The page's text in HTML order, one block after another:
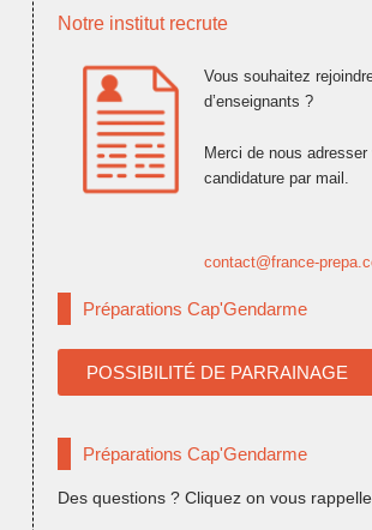
Notre institut recrute
Vous souhaitez
d’enseignants ?
Merci de nous adresser
candidature par mail.
contact@france-
Préparations Cap'Gendarme
POSSIBILITÉ DE PARRAINAGE
Préparations Cap'Gendarme
Des questions ? Cliquez on vous rappelle